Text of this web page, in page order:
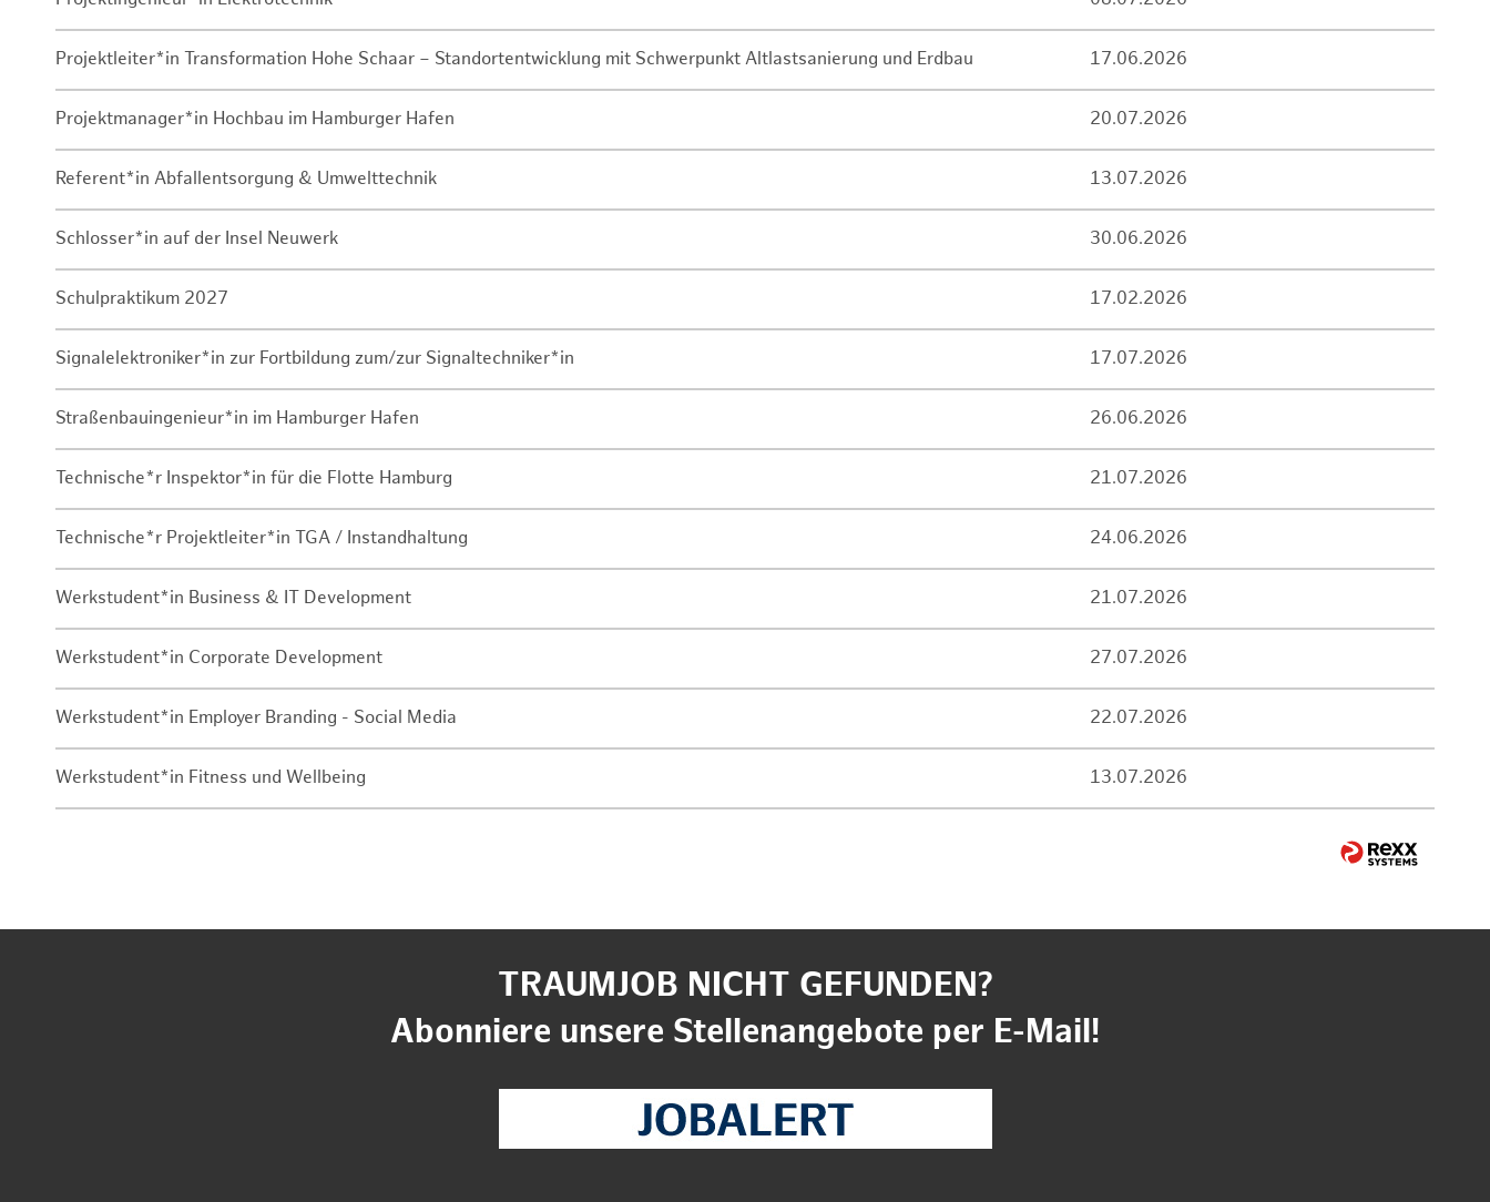
Projektleiter*in Transformation Hohe Schaar – Standortentwicklung mit Schwerpunkt Altlastsanierung und Erdbau 17.06.2026
Projektmanager*in Hochbau im Hamburger Hafen 20.07.2026
Referent*in Abfallentsorgung & Umwelttechnik 13.07.2026
Schlosser*in auf der Insel Neuwerk 30.06.2026
Schulpraktikum 2027 17.02.2026
Signalelektroniker*in zur Fortbildung zum/zur Signaltechniker*in 17.07.2026
Straßenbauingenieur*in im Hamburger Hafen 26.06.2026
Technische*r Inspektor*in für die Flotte Hamburg 21.07.2026
Technische*r Projektleiter*in TGA / Instandhaltung 24.06.2026
Werkstudent*in Business & IT Development 21.07.2026
Werkstudent*in Corporate Development 27.07.2026
Werkstudent*in Employer Branding - Social Media 22.07.2026
Werkstudent*in Fitness und Wellbeing 13.07.2026
TRAUMJOB NICHT GEFUNDEN?
Abonniere unsere Stellenangebote per E-Mail!